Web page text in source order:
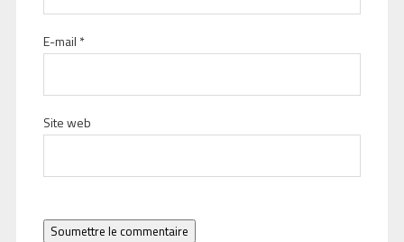
E-mail *
Site web
Soumettre le commentaire